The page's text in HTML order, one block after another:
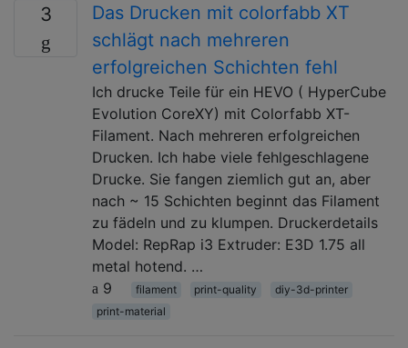
3
Das Drucken mit colorfabb XT
schlägt nach mehreren
erfolgreichen Schichten fehl
Ich drucke Teile für ein HEVO ( HyperCube
Evolution CoreXY) mit Colorfabb XT-
Filament. Nach mehreren erfolgreichen
Drucken. Ich habe viele fehlgeschlagene
Drucke. Sie fangen ziemlich gut an, aber
nach ~ 15 Schichten beginnt das Filament
zu fädeln und zu klumpen. Druckerdetails
Model: RepRap i3 Extruder: E3D 1.75 all
metal hotend. …
9
filament print-quality
diy-3d-printer
print-material